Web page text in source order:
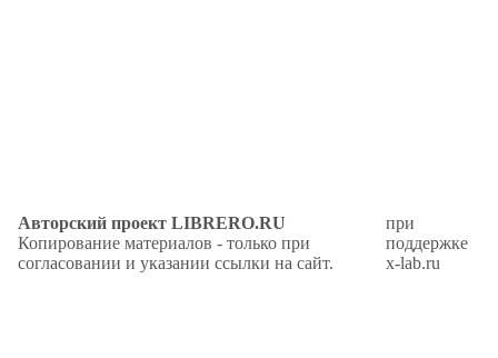
Авторский проект LIBRERO.RU
Копирование материалов - только при
согласовании и указании ссылки на сайт.
при
поддержке
x-lab.ru